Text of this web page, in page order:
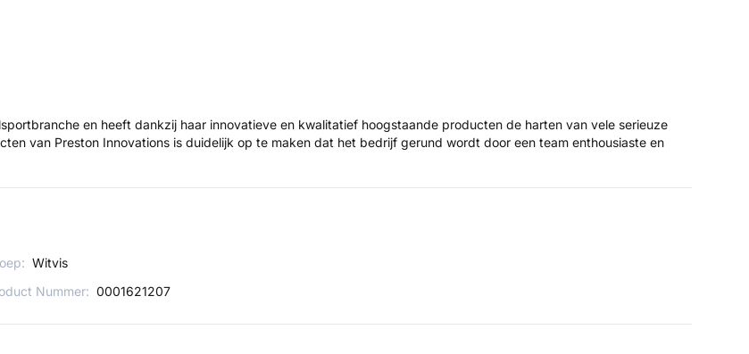
en heeft dankzij haar innovatieve en kwalitatief hoogstaande producten de harten van vele serieuze
van Preston Innovations is duidelijk op te maken dat het bedrijf gerund wordt door een team enthousiaste en
Witvis
Nummer: 0001621207